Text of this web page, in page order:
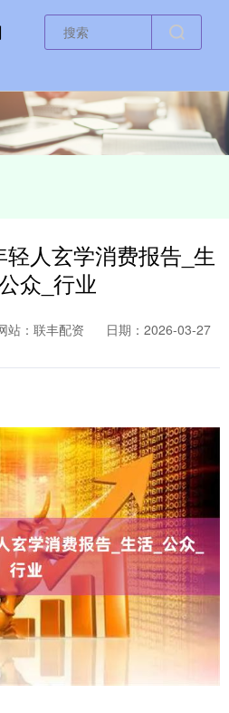
人玄学消费报告_生
众_行业
站：联丰配资
日期：2026-03-27